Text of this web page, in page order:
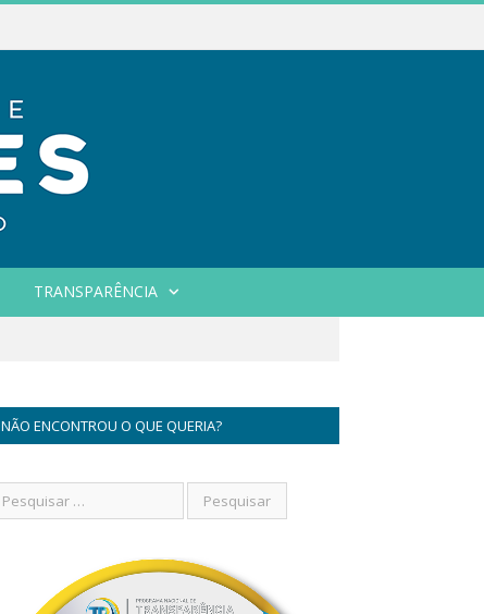
TRANSPARÊNCIA
NÃO ENCONTROU O QUE QUERIA?